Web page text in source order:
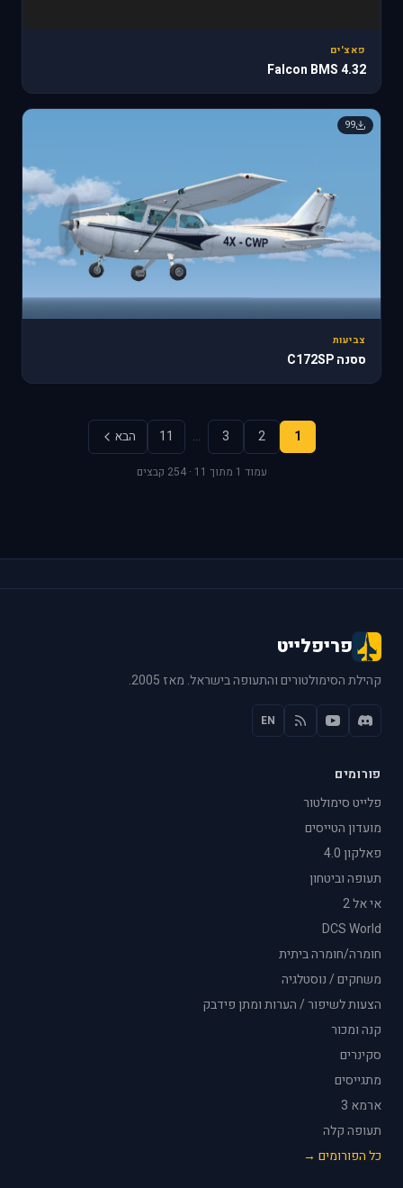
פאצ'ים
Falcon BMS 4.32
99
צביעות
ססנה C172SP
1
2
3
…
11 הבא
עמוד 1 מתוך 11 · 254 קבצים
פריפלייט
קהילת הסימולטורים והתעופה בישראל. מאז 2005.
EN
פורומים
פלייט סימולטור
מועדון הטייסים
פאלקון 4.0
תעופה וביטחון
אי אל 2
DCS World
חומרה/חומרה ביתית
משחקים / נוסטלגיה
הצעות לשיפור / הערות ומתן פידבק
קנה ומכור
סקינרים
מתגייסים
ארמא 3
תעופה קלה
כל הפורומים →